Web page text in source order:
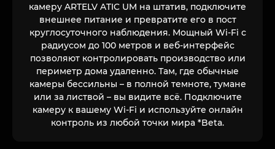
камеру ARTELV ATIC UM на штатив, подключите
внешнее питание и превратите его в пост
круглосуточного наблюдения. Мощный Wi-Fi с
радиусом до 100 метров и веб-интерфейс
позволяют контролировать производство или
периметр дома удаленно. Там, где обычные
камеры бессильны – в полной темноте, тумане
или за листвой – вы видите всё. Подключите
камеру к вашему Wi-Fi и используйте онлайн
контроль из любой точки мира *Beta.